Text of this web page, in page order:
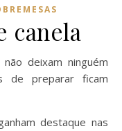
canela
de preparar ficam
destaque nas